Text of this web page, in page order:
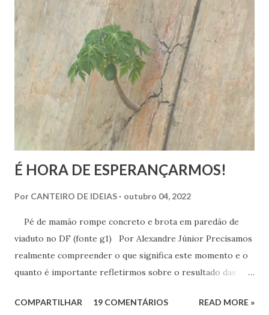
abandonar Deus, mas sim se libertar de uma prisão, ela
expõe algo que muita gente vive: a busca por uma
espiritualidade que faça sentido com quem a gente
realmente é.
É HORA DE ESPERANÇARMOS!
Por CANTEIRO DE IDEIAS outubro 04, 2022
Pé de mamão rompe concreto e brota em paredão de
viaduto no DF (fonte g1) Por Alexandre Júnior Precisamos
realmente compreender o que significa este momento e o
quanto é importante refletirmos sobre o resultado das
esperançar! A História do Brasil é feita de invasão,
COMPARTILHAR 19 COMENTÁRIOS READ MORE »